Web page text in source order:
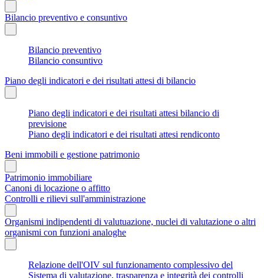
Bilancio preventivo e consuntivo
Bilancio preventivo
Bilancio consuntivo
Piano degli indicatori e dei risultati attesi di bilancio
Piano degli indicatori e dei risultati attesi bilancio di
previsione
Piano degli indicatori e dei risultati attesi rendiconto
Beni immobili e gestione patrimonio
Patrimonio immobiliare
Canoni di locazione o affitto
Controlli e rilievi sull'amministrazione
Organismi indipendenti di valutuazione, nuclei di valutazione o altri
organismi con funzioni analoghe
Relazione dell'OIV sul funzionamento complessivo del
Sistema di valutazione, trasparenza e integrità dei controlli